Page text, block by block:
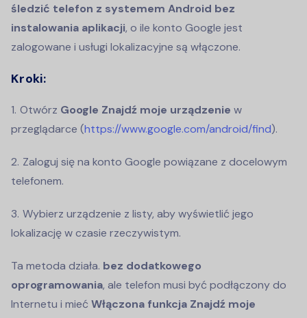
śledzić telefon z systemem Android bez
instalowania aplikacji, o ile konto Google jest
zalogowane i usługi lokalizacyjne są włączone.
Kroki:
Otwórz Google Znajdź moje urządzenie w
przeglądarce (https://www.google.com/android/find).
Zaloguj się na konto Google powiązane z docelowym
telefonem.
Wybierz urządzenie z listy, aby wyświetlić jego
lokalizację w czasie rzeczywistym.
Ta metoda działa. bez dodatkowego
oprogramowania, ale telefon musi być podłączony do
Internetu i mieć Włączona funkcja Znajdź moje